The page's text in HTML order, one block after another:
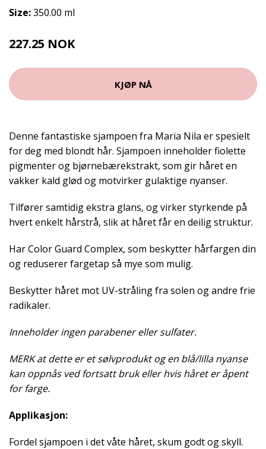
Size:350.00 ml
227.25 NOK
KJØP NÅ
Denne fantastiske sjampoen fra Maria Nila er spesielt
for deg med blondt hår. Sjampoen inneholder fiolette
pigmenter og bjørnebærekstrakt, som gir håret en
vakker kald glød og motvirker gulaktige nyanser.
Tilfører samtidig ekstra glans, og virker styrkende på
hvert enkelt hårstrå, slik at håret får en deilig struktur.
Har Color Guard Complex, som beskytter hårfargen din
og reduserer fargetap så mye som mulig.
Beskytter håret mot UV-stråling fra solen og andre frie
radikaler.
Inneholder ingen parabener eller sulfater.
MERK at dette er et sølvprodukt og en blå/lilla nyanse
kan oppnås ved fortsatt bruk eller hvis håret er åpent
for farge.
Applikasjon:
Fordel sjampoen i det våte håret, skum godt og skyll.